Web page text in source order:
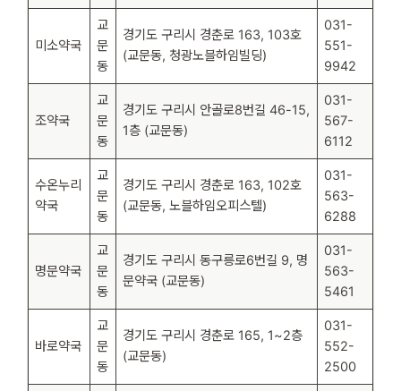
미소약국
교
문
동
경기도 구리시 경춘로 163, 103호
(교문동, 청광노블하임빌딩)
031-
551-
9942
조약국
교
문
동
경기도 구리시 안골로8번길 46-15,
1층 (교문동)
031-
567-
6112
수온누리
약국
교
문
동
경기도 구리시 경춘로 163, 102호
(교문동, 노블하임오피스텔)
031-
563-
6288
명문약국
교
문
동
경기도 구리시 동구릉로6번길 9, 명
문약국 (교문동)
031-
563-
5461
바로약국
교
문
동
경기도 구리시 경춘로 165, 1~2층
(교문동)
031-
552-
2500